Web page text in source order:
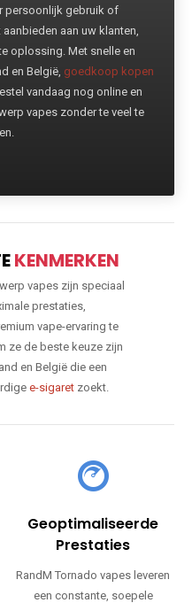
persoonlijk gebruik of
aan uw klanten,
oplossing. Met snelle en
en België, goedkoop kopen
vandaag nog online en
vapes zonder te veel te
KENMERKEN
vapes zijn speciaal
prestaties,
vape-ervaring te
ze de beste keuze zijn
en België die een
e-sigaretzoekt.
Geoptimaliseerde
Prestaties
RandM Tornado vapes leveren
een constante, soepele